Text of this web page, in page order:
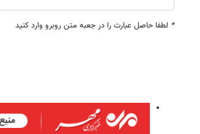
* لطفا حاصل عبارت را در جعبه متن روبرو وارد کنید